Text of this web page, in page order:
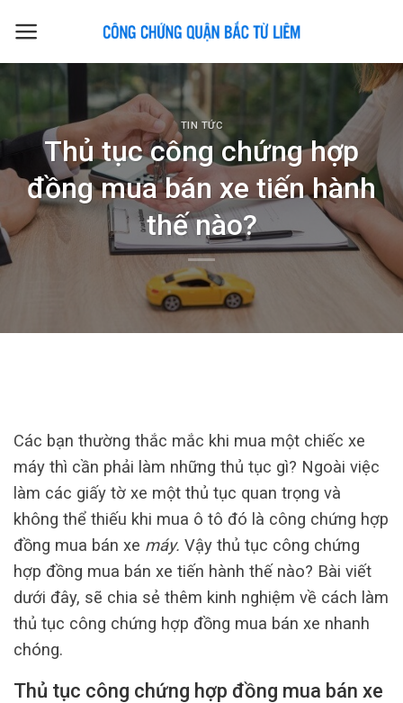
TIN TỨC
Thủ tục công chứng hợp
đồng mua bán xe tiến hành
thế nào?
Các bạn thường thắc mắc khi mua một chiếc xe
máy thì cần phải làm những thủ tục gì? Ngoài việc
làm các giấy tờ xe một thủ tục quan trọng và
không thể thiếu khi mua ô tô đó là công chứng hợp
đồng mua bán xe máy. Vậy thủ tục công chứng
hợp đồng mua bán xe tiến hành thế nào? Bài viết
dưới đây, sẽ chia sẻ thêm kinh nghiệm về cách làm
thủ tục công chứng hợp đồng mua bán xe nhanh
chóng.
Thủ tục công chứng hợp đồng mua bán xe